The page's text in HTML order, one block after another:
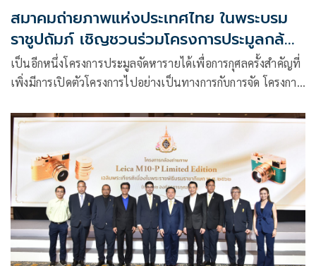
สมาคมถ่ายภาพแห่งประเทศไทย ในพระบรม
ราชูปถัมภ์ เชิญชวนร่วมโครงการประมูลกล้อง
ถ่ายภาพชุดพิเศษ Leica รุ่น M 10-P
Limited Edition พร้อมนำรายได้ต่อยอด
เป็นอีกหนึ่งโครงการประมูลจัดหารายได้เพื่อการกุศลครั้งสำคัญที่
เพิ่งมีการเปิดตัวโครงการไปอย่างเป็นทางการกับการจัด โครงการ
Edition